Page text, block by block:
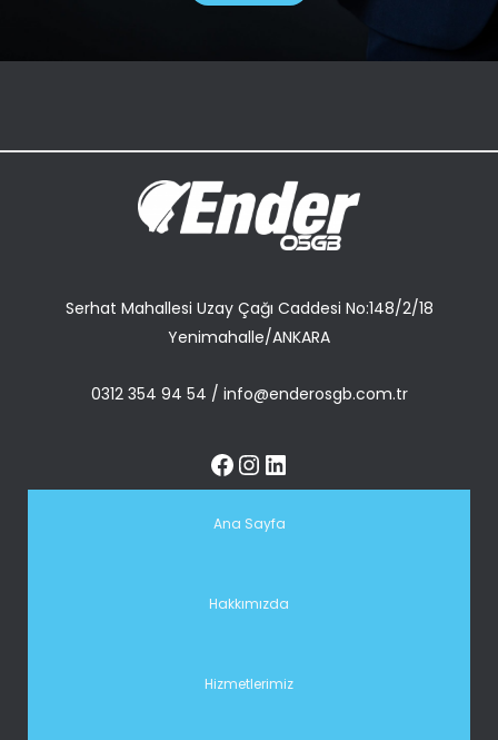
Serhat Mahallesi Uzay Çağı Caddesi No:148/2/18
Yenimahalle/ANKARA
0312 354 94 54 / info@enderosgb.com.tr
Ana Sayfa
Hakkımızda
Hizmetlerimiz